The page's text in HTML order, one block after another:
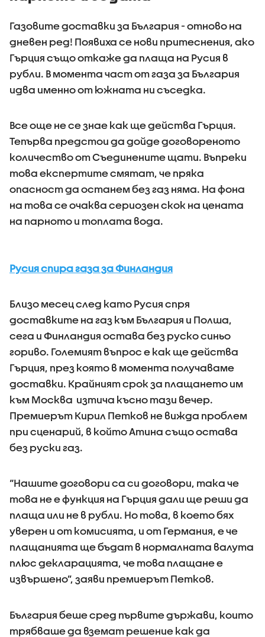
Газовите доставки за България - отново на
дневен ред! Появиха се нови притеснения, ако
Гърция също откаже да плаща на Русия в
рубли. В момента част от газа за България
идва именно от южната ни съседка.
Все още не се знае как ще действа Гърция.
Тепърва предстои да дойде договореното
количество от Съединените щати. Въпреки
това експертите смятат, че пряка
опасност да останем без газ няма. На фона
на това се очаква сериозен скок на цената
на парното и топлата вода.
Русия спира газа за Финландия
Близо месец след като Русия спря
доставките на газ към България и Полша,
сега и Финландия остава без руско синьо
гориво. Големият въпрос е как ще действа
Гърция, през която в момента получаваме
доставки. Крайният срок за плащането им
към Москва изтича късно тази вечер.
Премиерът Кирил Петков не вижда проблем
при сценарий, в който Атина също остава
без руски газ.
“Нашите договори са си договори, така че
това не е функция на Гърция дали ще реши да
плаща или не в рубли. Но това, в което бях
уверен и от комисията, и от Германия, е че
плащанията ще бъдат в нормалната валута
плюс декларацията, че това плащане е
извършено”, заяви премиерът Петков.
България беше сред първите държави, които
трябваше да вземат решение как да